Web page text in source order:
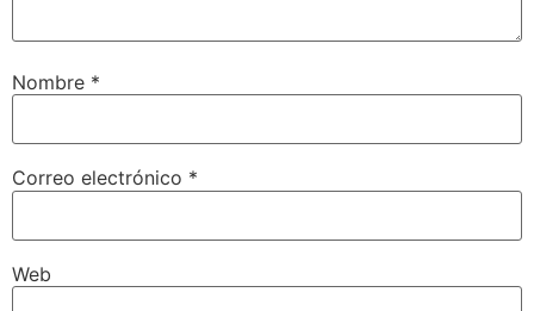
Nombre *
Correo electrónico *
Web